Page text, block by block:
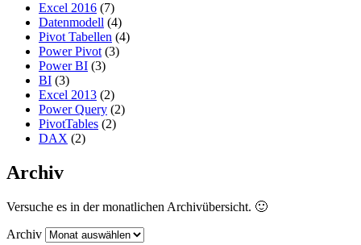
Excel 2016 (7)
Datenmodell (4)
Pivot Tabellen (4)
Power Pivot (3)
Power BI (3)
BI (3)
Excel 2013 (2)
Power Query (2)
PivotTables (2)
DAX (2)
Archiv
Versuche es in der monatlichen Archivübersicht. 🙂
Archiv